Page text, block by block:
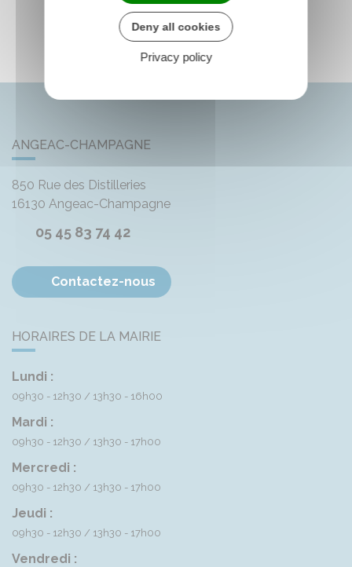
ANGEAC-CHAMPAGNE
850 Rue des Distilleries
16130 Angeac-Champagne
05 45 83 74 42
Contactez-nous
HORAIRES DE LA MAIRIE
Lundi :
09h30 - 12h30 13h30 - 16h00
Mardi :
09h30 - 12h30 13h30 - 17h00
Mercredi :
09h30 - 12h30 13h30 - 17h00
Jeudi :
09h30 - 12h30 13h30 - 17h00
Vendredi :
Deny all cookies
Privacy policy